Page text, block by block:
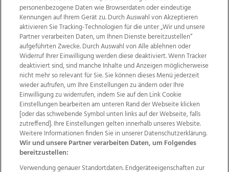
Wir über uns Mediadaten Kontakt
Jobs
Datenschutz
Impressum
AGB Anzeigekunden
AGB Website
Ehrenkodex Politische Werbung
personenbezogene Daten wie Browserdaten oder eindeutige
Kennungen auf Ihrem Gerät zu. Durch Auswahl von Akzeptieren
aktivieren Sie Tracking-Technologien für die unter „Wir und unsere
Partner verarbeiten Daten, um Ihnen Dienste bereitzustellen“
aufgeführten Zwecke. Durch Auswahl von Alle ablehnen oder
Widerruf Ihrer Einwilligung werden diese deaktiviert. Wenn Tracker
deaktiviert sind, sind manche Inhalte und Anzeigen möglicherweise
nicht mehr so relevant für Sie. Sie können dieses Menü jederzeit
wieder aufrufen, um Ihre Einstellungen zu ändern oder Ihre
Einwilligung zu widerrufen, indem Sie auf den Link Cookie
Einstellungen bearbeiten am unteren Rand der Webseite klicken
[oder das schwebende Symbol unten links auf der Webseite, falls
zutreffend]. Ihre Einstellungen gelten innerhalb unseres Website.
Weitere Informationen finden Sie in unserer Datenschutzerklärung.
Wir und unsere Partner verarbeiten Daten, um Folgendes
bereitzustellen:
Verwendung genauer Standortdaten. Endgeräteeigenschaften zur